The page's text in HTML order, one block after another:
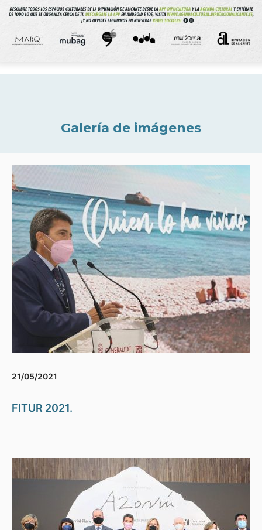
Galería de imágenes
21/05/2021
FITUR 2021.